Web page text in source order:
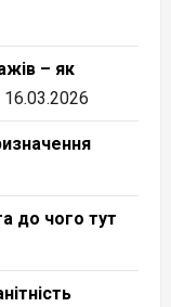
– як
16.03.2026
до чого тут